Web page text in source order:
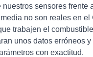
sensores frente
no son reales en el
trabajen el
unos datos erróneos
con exactitud.